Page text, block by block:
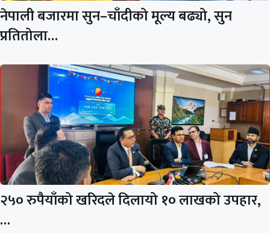
नेपाली बजारमा सुन–चाँदीको मूल्य बढ्यो, सुन
प्रतितोला…
२५० रुपैयाँको खरिदले दिलायो १० लाखको उपहार,
…